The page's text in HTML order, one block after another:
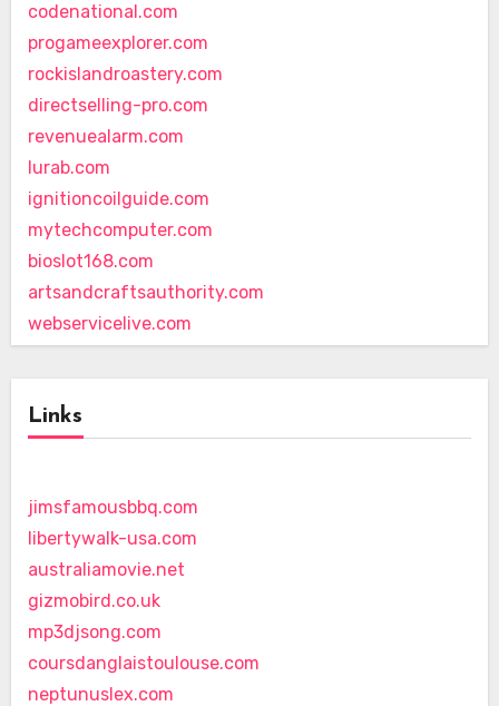
codenational.com
progameexplorer.com
rockislandroastery.com
directselling-pro.com
revenuealarm.com
lurab.com
ignitioncoilguide.com
mytechcomputer.com
bioslot168.com
artsandcraftsauthority.com
webservicelive.com
Links
jimsfamousbbq.com
libertywalk-usa.com
australiamovie.net
gizmobird.co.uk
mp3djsong.com
coursdanglaistoulouse.com
neptunuslex.com